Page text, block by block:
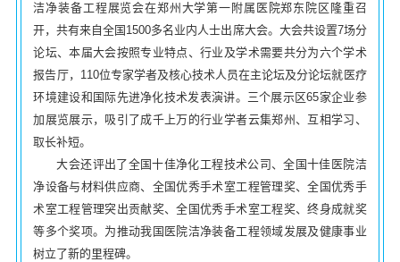
洁净装备工程展览会在郑州大学第一附属医院郑东院区隆重召
开，共有来自全国1500多名业内人士出席大会。大会共设置7场分
论坛、本届大会按照专业特点、行业及学术需要共分为六个学术
报告厅，110位专家学者及核心技术人员在主论坛及分论坛就医疗
环境建设和国际先进净化技术发表演讲。三个展示区65家企业参
加展览展示，吸引了成千上万的行业学者云集郑州、互相学习、
取长补短。
大会还评出了全国十佳净化工程技术公司、全国十佳医院洁
净设备与材料供应商、全国优秀手术室工程管理奖、全国优秀手
术室工程管理突出贡献奖、全国优秀手术室工程奖、终身成就奖
等多个奖项。为推动我国医院洁净装备工程领域发展及健康事业
树立了新的里程碑。